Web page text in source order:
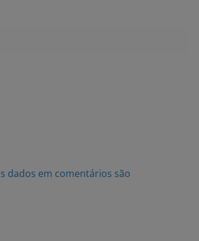
dados em comentários são